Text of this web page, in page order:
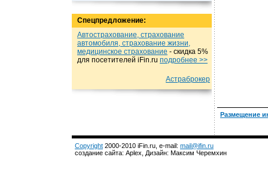
Спецпредложение:
Автострахование, страхование
автомобиля, страхование жизни,
медицинское страхование - cкидка 5%
для посетителей iFin.ru подробнеe >>
Астраброкер
Размещение
Copyright 2000-2010 iFin.ru, e-mail: mail@ifin.ru
создание сайта: Aplex, Дизайн: Максим Черемхин